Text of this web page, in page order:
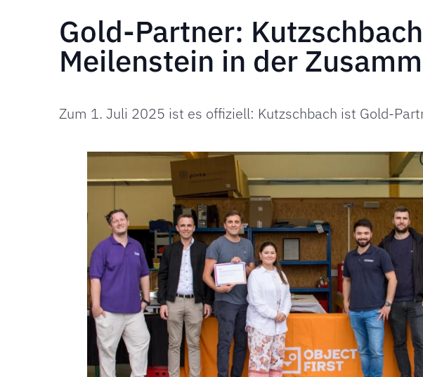
Gold-Partner:
Meilenstein in der
Zum 1. Juli 2025 ist es offiziell: Kutzschbach ist Gold-